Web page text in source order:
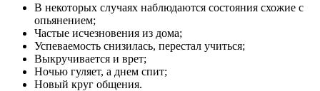
В некоторых случаях наблюдаются состояния схожие с
опьянением;
Частые исчезновения из дома;
Успеваемость снизилась, перестал учиться;
Выкручивается и врет;
Ночью гуляет, а днем спит;
Новый круг общения.